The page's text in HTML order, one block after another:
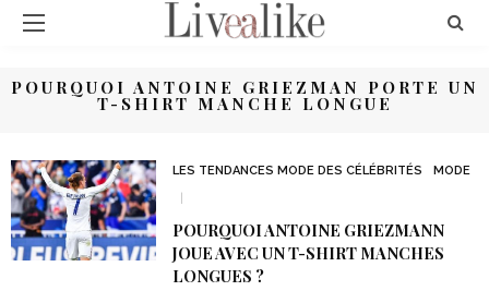
POURQUOI ANTOINE GRIEZMAN PORTE UN
T-SHIRT MANCHE LONGUE
LES TENDANCES MODE DES CÉLÉBRITÉS MODE
POURQUOI ANTOINE GRIEZMANN
JOUE AVEC UN T-SHIRT MANCHES
LONGUES ?